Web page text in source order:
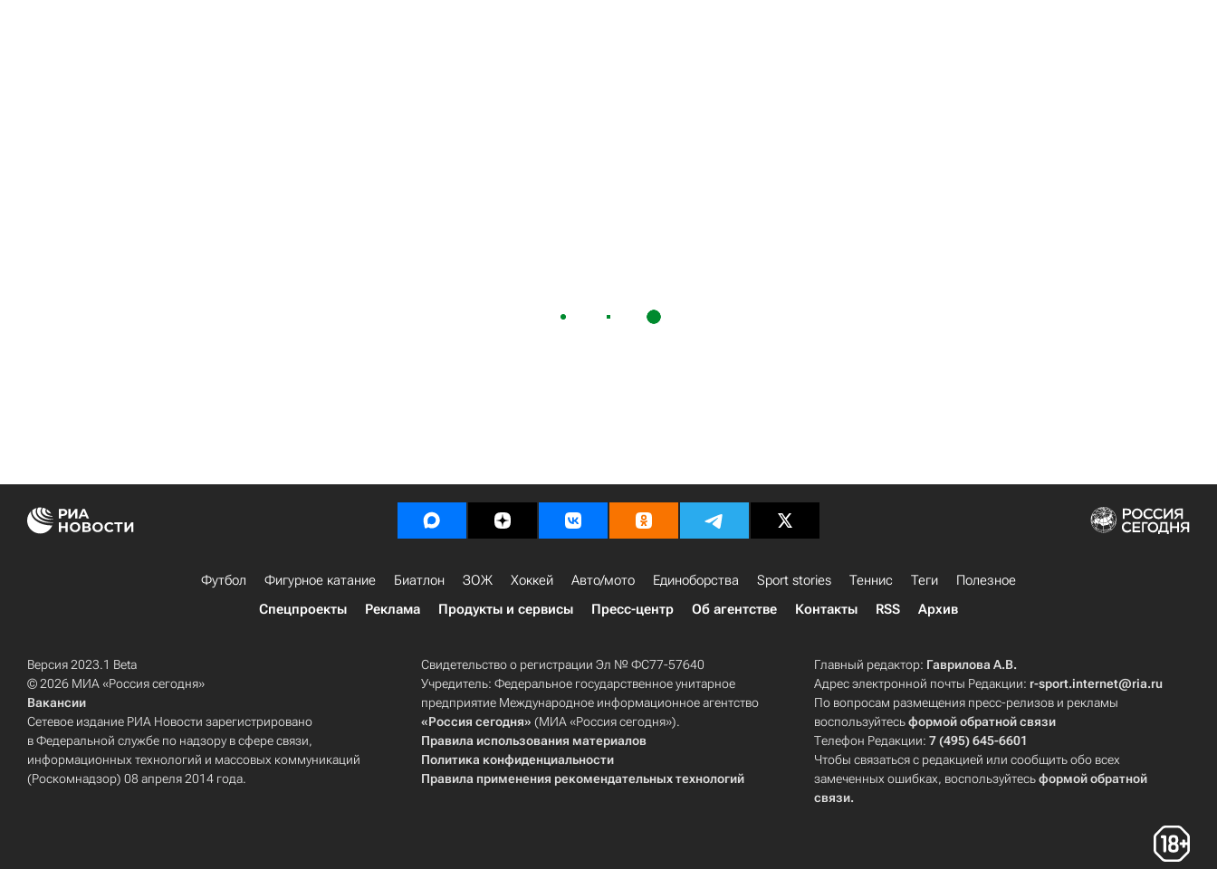
Футбол Фигурное катание Биатлон ЗОЖ Хоккей Авто/мото Единоборства Sport stories Теннис Теги
Полезное
Спецпроекты
Реклама Продукты и сервисы Пресс-центр Об агентстве Контакты RSS Архив
Версия 2023.1 Beta
© 2026 МИА «Россия сегодня»
Вакансии
Сетевое издание РИА Новости зарегистрировано
в Федеральной службе по надзору в сфере связи,
информационных технологий и массовых коммуникаций
(Роскомнадзор) 08 апреля 2014 года.
Свидетельство о регистрации Эл № ФС77-57640
Учредитель: Федеральное государственное унитарное
предприятие Международное информационное агентство
«Россия сегодня» (МИА «Россия сегодня»).
Правила использования материалов
Политика конфиденциальности
Правила применения рекомендательных технологий
Главный редактор: Гаврилова А.В.
Адрес электронной почты Редакции: r-sport.internet@ria.ru
По вопросам размещения пресс-релизов и рекламы
воспользуйтесьформой обратной связи
Телефон Редакции:7 (495) 645-6601
Чтобы связаться с редакцией или сообщить обо всех
замеченных ошибках, воспользуйтесьформой обратной
связи.